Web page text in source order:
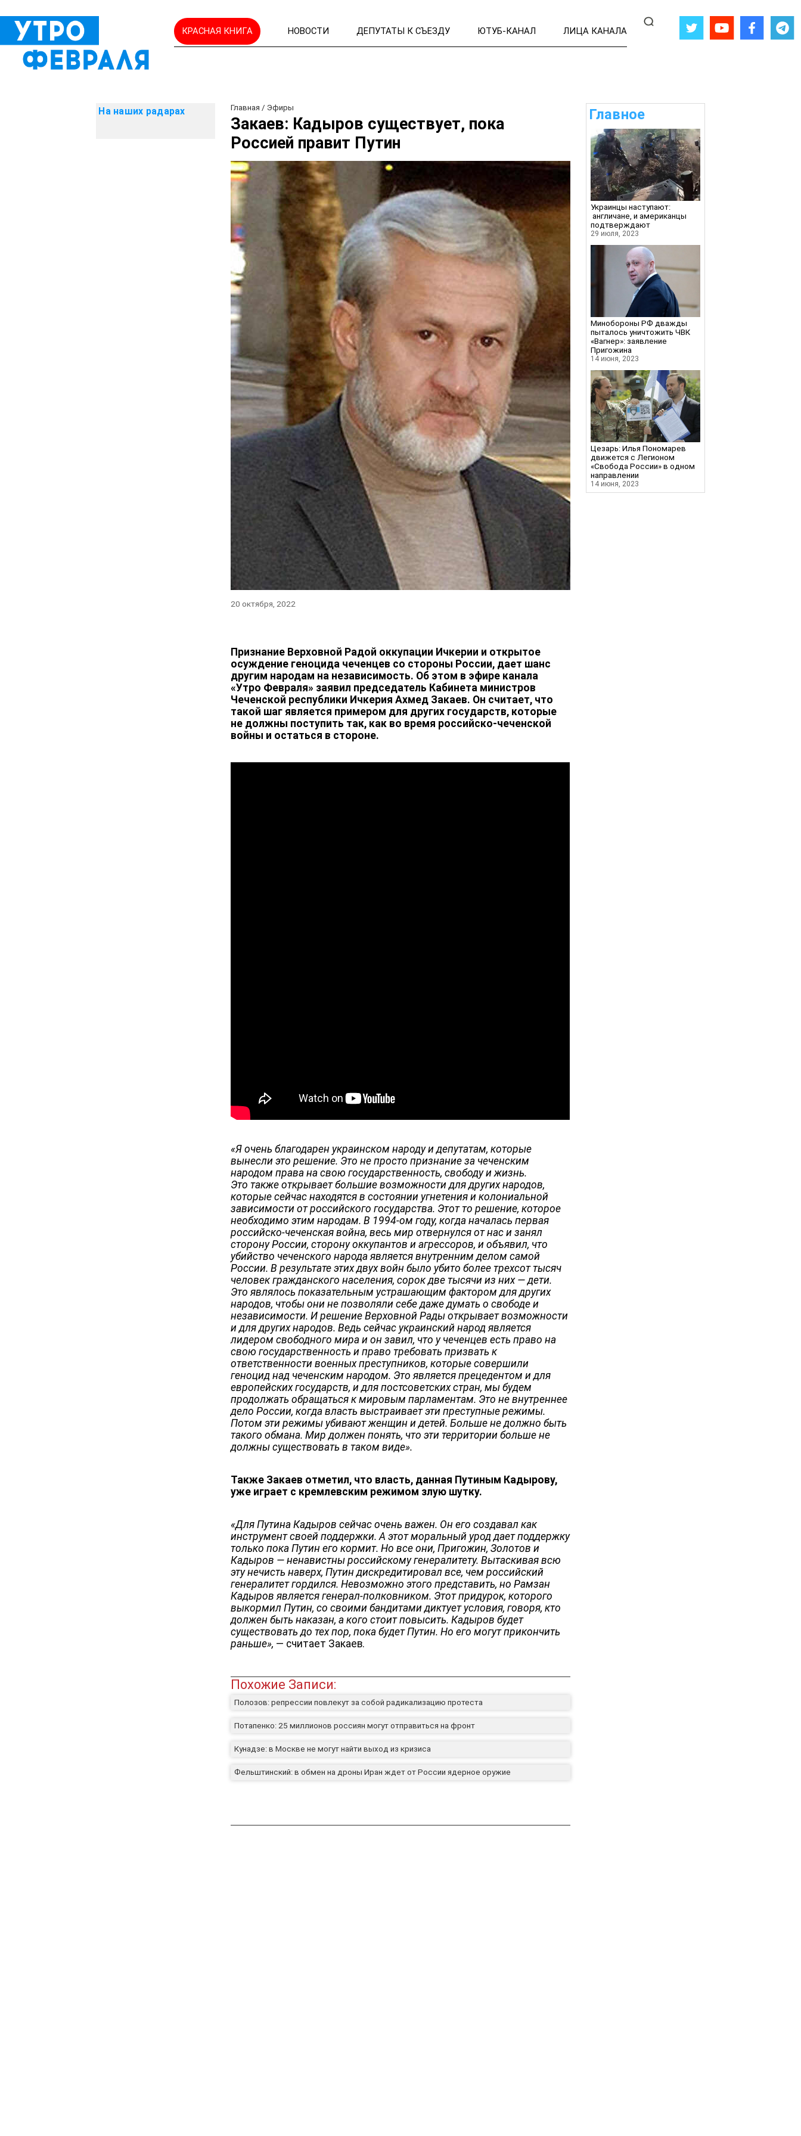
КРАСНАЯ КНИГА НОВОСТИ ДЕПУТАТЫ К СЪЕЗДУ ЮТУБ-КАНАЛ ЛИЦА КАНАЛА
На наших радарах Главная /Эфиры
Закаев: Кадыров существует, пока
Россией правит Путин
20 октября, 2022
Признание Верховной Радой оккупации Ичкерии и открытое
осуждение геноцида чеченцев со стороны России, дает шанс
другим народам на независимость. Об этом в эфире канала
«‎Утро Февраля» заявил председатель Кабинета министров
Чеченской республики Ичкерия Ахмед Закаев. Он считает, что
такой шаг является примером для других государств, которые
не должны поступить так, как во время российско-чеченской
войны и остаться в стороне.
«‎Я очень благодарен украинском народу и депутатам, которые
вынесли это решение. Это не просто признание за чеченским
народом права на свою государственность, свободу и жизнь.
Это также открывает большие возможности для других народов,
которые сейчас находятся в состоянии угнетения и колониальной
зависимости от российского государства. Этот то решение, которое
необходимо этим народам. В 1994-ом году, когда началась первая
российско-чеченская война, весь мир отвернулся от нас и занял
сторону России, сторону оккупантов и агрессоров, и объявил, что
убийство чеченского народа является внутренним делом самой
России. В результате этих двух войн было убито более трехсот тысяч
человек гражданского населения, сорок две тысячи из них — дети.
Это являлось показательным устрашающим фактором для других
народов, чтобы они не позволяли себе даже думать о свободе и
независимости. И решение Верховной Рады открывает возможности
и для других народов. Ведь сейчас украинский народ является
лидером свободного мира и он завил, что у чеченцев есть право на
свою государственность и право требовать призвать к
ответственности военных преступников, которые совершили
геноцид над чеченским народом. Это является прецедентом и для
европейских государств, и для постсоветских стран, мы будем
продолжать обращаться к мировым парламентам. Это не внутреннее
дело России, когда власть выстраивает эти преступные режимы.
Потом эти режимы убивают женщин и детей. Больше не должно быть
такого обмана. Мир должен понять, что эти территории больше не
должны существовать в таком виде».
Также Закаев отметил, что власть, данная Путиным Кадырову,
уже играет с кремлевским режимом злую шутку.
«‎Для Путина Кадыров сейчас очень важен. Он его создавал как
инструмент своей поддержки. А этот моральный урод дает поддержку
только пока Путин его кормит. Но все они, Пригожин, Золотов и
Кадыров — ненавистны российскому генералитету. Вытаскивая всю
эту нечисть наверх, Путин дискредитировал все, чем российский
генералитет гордился. Невозможно этого представить, но Рамзан
Кадыров является генерал-полковником. Этот придурок, которого
выкормил Путин, со своими бандитами диктует условия, говоря, кто
должен быть наказан, а кого стоит повысить. Кадыров будет
существовать до тех пор, пока будет Путин. Но его могут прикончить
раньше», — считает Закаев.
Похожие Записи:
Полозов: репрессии повлекут за собой радикализацию протеста
Потапенко: 25 миллионов россиян могут отправиться на фронт
Кунадзе: в Москве не могут найти выход из кризиса
Фельштинский: в обмен на дроны Иран ждет от России ядерное оружие
Главное
Украинцы наступают:
англичане, и американцы
подтверждают
29 июля, 2023
Минобороны РФ дважды
пыталось уничтожить ЧВК
«Вагнер»: заявление
Пригожина
14 июня, 2023
Цезарь: Илья Пономарев
движется с Легионом
«Свобода России» в одном
направлении
14 июня, 2023